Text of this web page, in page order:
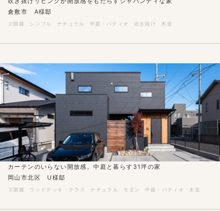
２階建 シンプル ナチュラル 中庭・パティオ 吹き抜け 木造
倉敷市 A様邸
２階建 ウッドデッキ・テラス ナチュラル モダン 中庭・パティオ 木造
カーテンのいらない開放感。中庭と暮らす31坪の家
岡山市北区 U様邸